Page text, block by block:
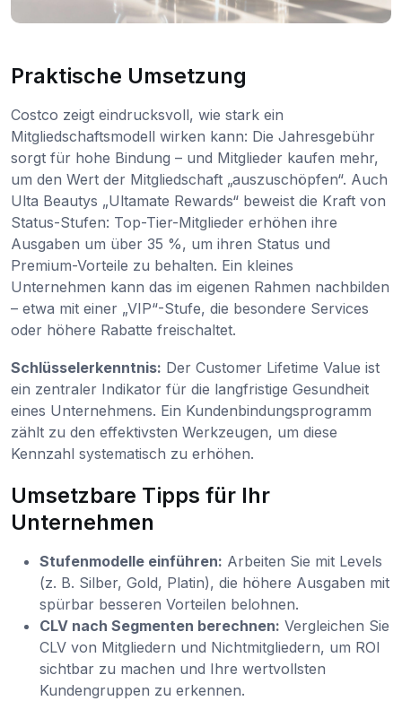
Praktische Umsetzung
Costco zeigt eindrucksvoll, wie stark ein
Mitgliedschaftsmodell wirken kann: Die Jahresgebühr
sorgt für hohe Bindung – und Mitglieder kaufen mehr,
um den Wert der Mitgliedschaft „auszuschöpfen“. Auch
Ulta Beautys „Ultamate Rewards“ beweist die Kraft von
Status-Stufen: Top-Tier-Mitglieder erhöhen ihre
Ausgaben um über 35 %, um ihren Status und
Premium-Vorteile zu behalten. Ein kleines
Unternehmen kann das im eigenen Rahmen nachbilden
– etwa mit einer „VIP“-Stufe, die besondere Services
oder höhere Rabatte freischaltet.
Schlüsselerkenntnis: Der Customer Lifetime Value ist
ein zentraler Indikator für die langfristige Gesundheit
eines Unternehmens. Ein Kundenbindungsprogramm
zählt zu den effektivsten Werkzeugen, um diese
Kennzahl systematisch zu erhöhen.
Umsetzbare Tipps für Ihr
Unternehmen
Stufenmodelle einführen: Arbeiten Sie mit Levels
(z. B. Silber, Gold, Platin), die höhere Ausgaben mit
spürbar besseren Vorteilen belohnen.
CLV nach Segmenten berechnen: Vergleichen Sie
CLV von Mitgliedern und Nichtmitgliedern, um ROI
sichtbar zu machen und Ihre wertvollsten
Kundengruppen zu erkennen.